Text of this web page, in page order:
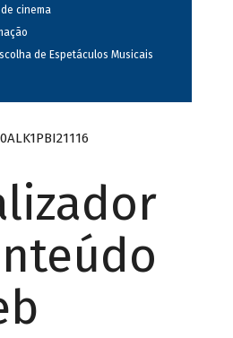
cinema
de Espetáculos Musicais